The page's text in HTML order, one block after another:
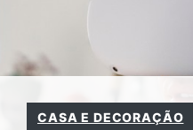
CASA E DECORAÇÃO